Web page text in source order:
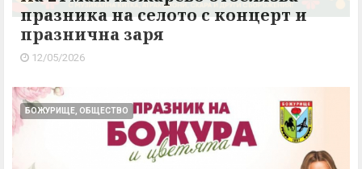
празника на селото с концерт и
празнична заря
12/05/2026
БОЖУРИЩЕ, ОБЩЕСТВО